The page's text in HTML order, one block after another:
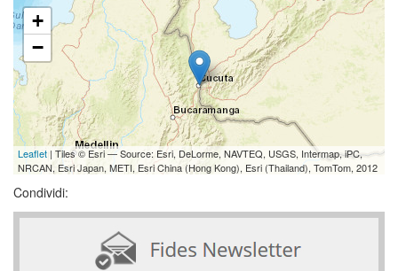
+
−
Leaflet | Tiles © Esri — Source: Esri, DeLorme, NAVTEQ, USGS, Intermap, iPC,
NRCAN, Esri Japan, METI, Esri China (Hong Kong), Esri (Thailand), TomTom, 2012
Condividi: